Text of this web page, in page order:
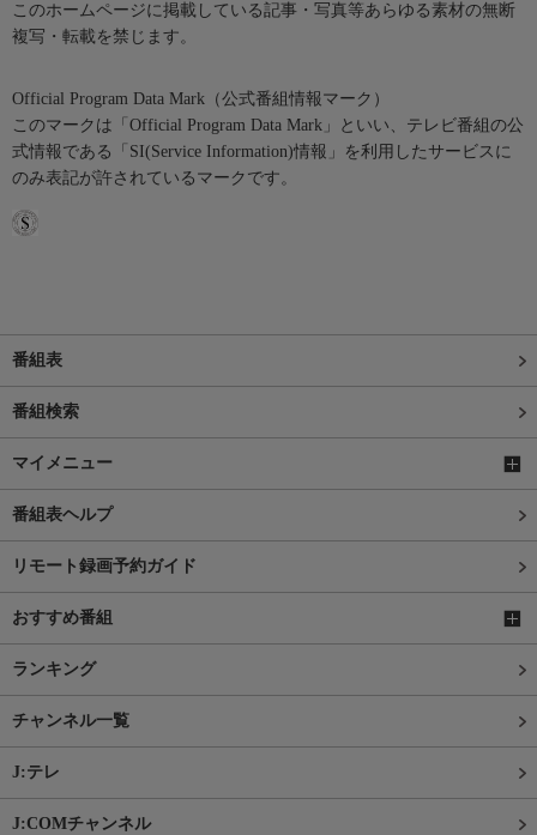
このホームページに掲載している記事・写真等あらゆる素材の無断
複写・転載を禁じます。
Official Program Data Mark（公式番組情報マーク）
このマークは「Official Program Data Mark」といい、テレビ番組の公
式情報である「SI(Service Information)情報」を利用したサービスに
のみ表記が許されているマークです。
番組表
番組検索
マイメニュー
番組表ヘルプ
リモート録画予約ガイド
おすすめ番組
ランキング
チャンネル一覧
J:テレ
J:COMチャンネル